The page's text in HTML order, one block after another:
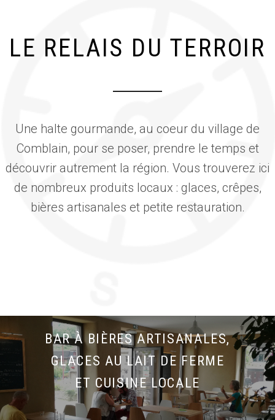
LE RELAIS DU TERROIR
Une halte gourmande, au coeur du village de
Comblain, pour se poser, prendre le temps et
découvrir autrement la région. Vous trouverez ici
de nombreux produits locaux : glaces, crêpes,
bières artisanales et petite restauration.
BAR À BIÈRES ARTISANALES,
GLACES AU LAIT DE FERME
ET CUISINE LOCALE